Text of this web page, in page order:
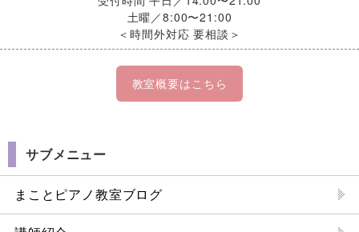
土曜／8:00〜21:00
＜時間外対応 要相談＞
教室概要はこちら
サブメニュー
まことピアノ教室ブログ